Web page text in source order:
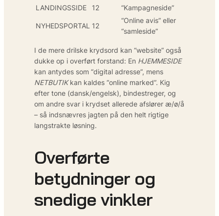
LANDINGSSIDE
12 “Kampagneside”
NYHEDSPORTAL 12
“Online avis” eller
“samleside”
I de mere drilske krydsord kan “website” også
dukke op i overført forstand: En HJEMMESIDE
kan antydes som “digital adresse”, mens
NETBUTIKkan kaldes “online marked”. Kig
efter tone (dansk/engelsk), bindestreger, og
om andre svar i krydset allerede afslører æ/ø/å
– så indsnævres jagten på den helt rigtige
langstrakte løsning.
Overførte
betydninger og
snedige vinkler